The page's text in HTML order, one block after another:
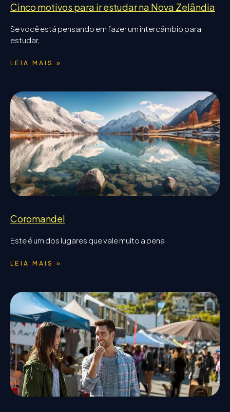
Cinco motivos para ir estudar na Nova Zelândia
Se você está pensando em fazer um intercâmbio para
estudar,
LEIA MAIS »
Coromandel
Este é um dos lugares que vale muito a pena
LEIA MAIS »